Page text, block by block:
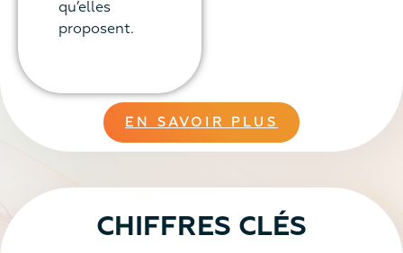
qu’elles
proposent.
EN SAVOIR PLUS
CHIFFRES CLÉS